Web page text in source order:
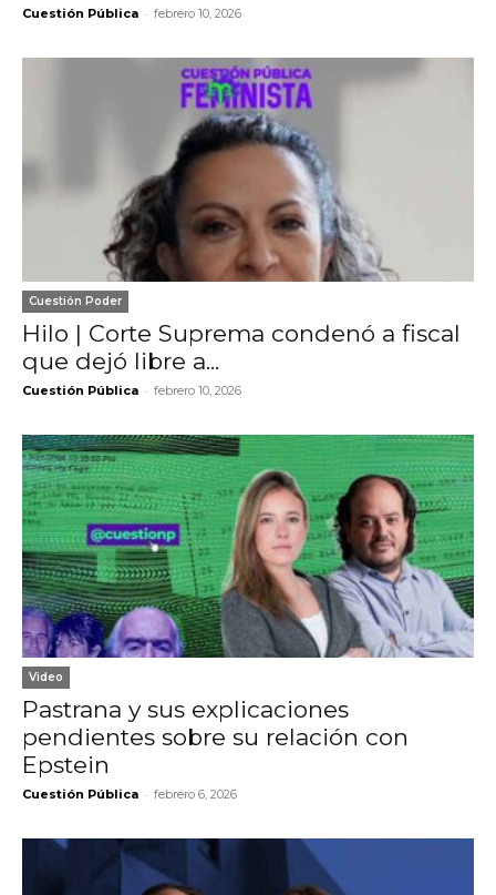
Cuestión Pública - febrero 10, 2026
Cuestión Poder
Hilo | Corte Suprema condenó a fiscal
que dejó libre a...
Cuestión Pública - febrero 10, 2026
Video
Pastrana y sus explicaciones
pendientes sobre su relación con
Epstein
Cuestión Pública - febrero 6, 2026